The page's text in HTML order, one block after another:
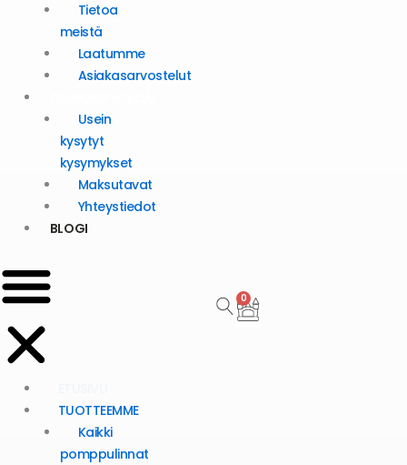
Tietoa
meistä
Laatumme
Asiakasarvostelut
Usein
kysytyt
kysymykset
Maksutavat
Yhteystiedot
BLOGI
TUOTTEEMME
Kaikki
pomppulinnat
0
Cart